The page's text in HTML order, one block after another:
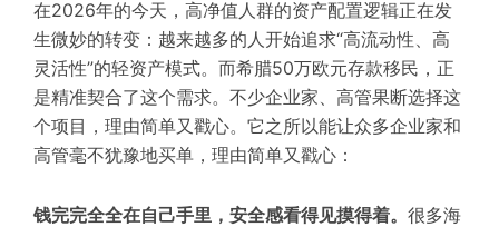
在2026年的今天，高净值人群的资产配置逻辑正在发
生微妙的转变：越来越多的人开始追求“高流动性、高
灵活性”的轻资产模式。而希腊50万欧元存款移民，正
是精准契合了这个需求。 不少企业家、高管果断选择这
个项目，理由简单又戳心。 它之所以能让众多企业家和
高管毫不犹豫地买单， 理由简单又 戳心 ：
钱完完全全在自己手里，安全感看得见摸得着。 很多海